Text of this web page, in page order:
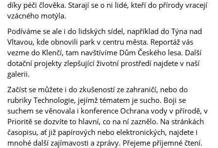
díky péči člověka. Starají se o ni lidé, kteří do přírody vracejí
vzácného motýla.
Podíváme se ale i do lidských sídel, například do Týna nad
Vltavou, kde obnovili park v centru města. Reportáž vás
vezme do Klenčí, tam navštívíme Dům Českého lesa. Další
dotační projekty zlepšující životní prostředí najdete v naší
galerii.
Začíst se můžete i do zkušeností ze zahraničí, nebo do
rubriky Technologie, jejímž tématem je sucho. Boji se
suchem se věnovala i konference Ochrana vody v přírodě, v
Prioritě se dozvíte to hlavní, co na ní zaznělo. Na stránkách
časopisu, ať již papírových nebo elektronických, najdete i
mnohé další zajímavosti a zprávy. Přejeme příjemné čtení.